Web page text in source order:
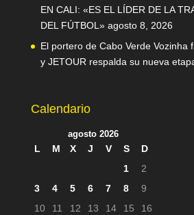
EN CALI: «ES EL LÍDER DE LA
DEL FÚTBOL» agosto 8, 2026
El portero de Cabo Verde Vozinha
y JETOUR respalda su nueva
Calendario
agosto 2026
L M X J V S
D
1
2
3
4 5 6 7 8
9
10
11 12 13 14 15
16